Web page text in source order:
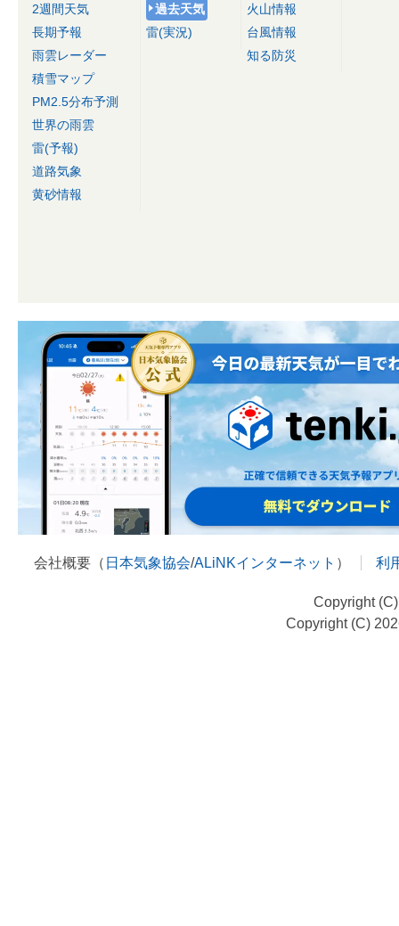
2週間天気
長期予報
雨雲レーダー
積雪マップ
PM2.5分布予測
世界の雨雲
雷(予報)
道路気象
黄砂情報
過去天気
雷(実況)
火山情報
台風情報
知る防災
会社概要（ 日本気象協会/ALiNKインターネット ） 利
Copyright
Copyright (C)